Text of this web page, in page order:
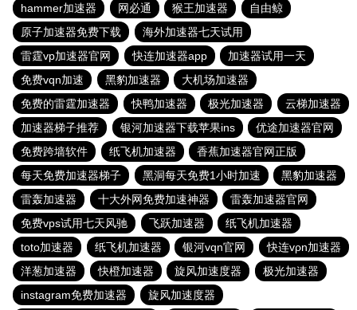
hammer加速器
网必通 猴王加速器
自由鲸
原子加速器免费下载
海外加速器七天试用
雷霆vp加速器官网
快连加速器app
加速器试用一天
免费vqn加速
黑豹加速器
大机场加速器
免费的雷霆加速器
快鸭加速器 极光加速器
云梯加速器
加速器梯子推荐
银河加速器下载苹果ins
优途加速器官网
免费跨墙软件
纸飞机加速器
香蕉加速器官网正版
每天免费加速器梯子
黑洞每天免费1小时加速
黑豹加速器
雷轰加速器
十大外网免费加速神器
雷轰加速器官网
免费vps试用七天风驰
飞跃加速器
纸飞机加速器
toto加速器
纸飞机加速器 银河vqn官网
快连vρn加速器
洋葱加速器
快橙加速器 旋风加速度器
极光加速器
instagram免费加速器
旋风加速度器